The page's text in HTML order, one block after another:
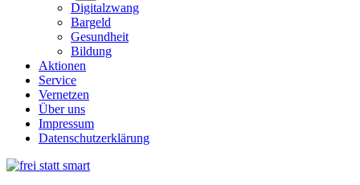
Digitalzwang
Bargeld
Gesundheit
Bildung
Aktionen
Service
Vernetzen
Über uns
Impressum
Datenschutz­erklärung